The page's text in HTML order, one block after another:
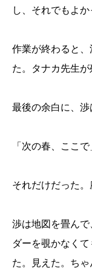
し、それでもよか
作業が終わると
た。タナカ先生が
最後の余白に、渉
「次の春、ここで
それだけだった。
渉は地図を畳ん
ダーを覗かなく
た。見えた。ちゃ